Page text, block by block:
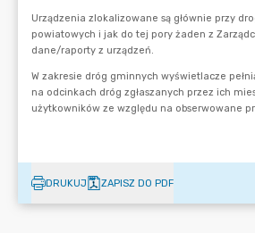
DRUKUJ ZAPISZ DO PDF